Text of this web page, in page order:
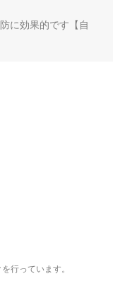
に効果的です【自
行っています。